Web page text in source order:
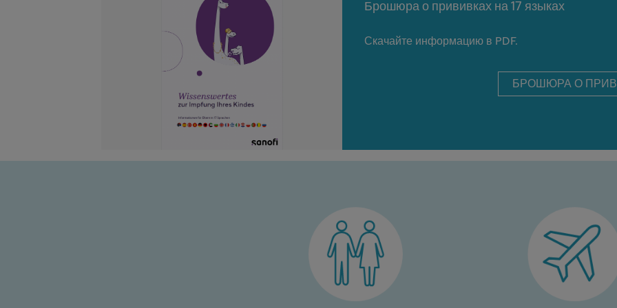
Брошюра о прививках на 17 языках
Скачайте информацию в PDF.
БРОШЮРА О